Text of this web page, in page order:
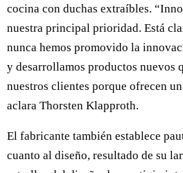
cocina con duchas extraíbles.
nuestra principal prioridad. Está
nunca hemos promovido la
y desarrollamos productos nuevos
nuestros clientes porque ofrecen
aclara Thorsten Klapproth.
El fabricante también establece
cuanto al diseño, resultado de su